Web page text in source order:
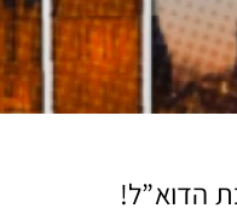
הדוא”ל!